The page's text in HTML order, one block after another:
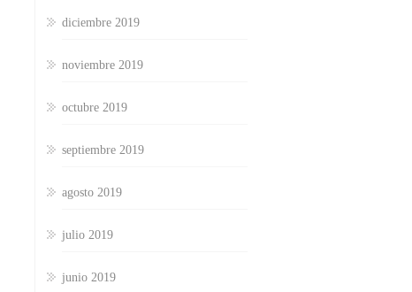
diciembre 2019
noviembre 2019
octubre 2019
septiembre 2019
agosto 2019
julio 2019
junio 2019